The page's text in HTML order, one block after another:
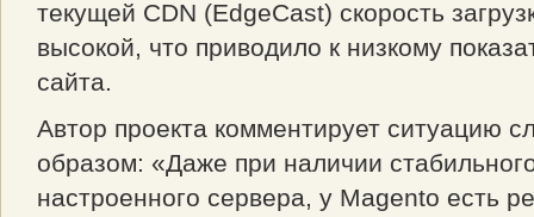
текущей CDN (EdgeCast) скорость
высокой, что приводило к низкому
сайта.
Автор проекта комментирует ситуацию
образом: «Даже при наличии
настроенного сервера, у Magento есть